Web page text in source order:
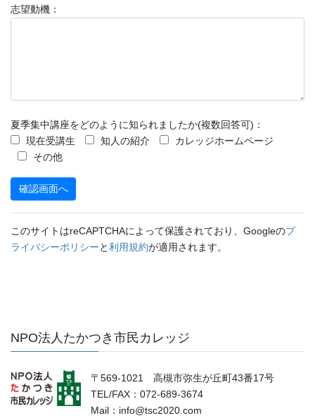
志望動機：
夏季集中講座をどのように知られましたか(複数回答可)：
現在受講生
知人の紹介
カレッジホームページ
その他
このサイトはreCAPTCHAによって保護されており、Googleのプ
ライバシーポリシーと利用規約が適用されます。
NPO法人たかつき市民カレッジ
〒569-1021 高槻市弥生が丘町43番17号
TEL/FAX：072-689-3674
Mail：info@tsc2020.com